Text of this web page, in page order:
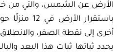
الأرض عن الشمس، والتي من
باستقرار
أخرى إلى نقطة الصفر،